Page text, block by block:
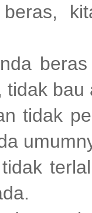
tidak bau
tidak